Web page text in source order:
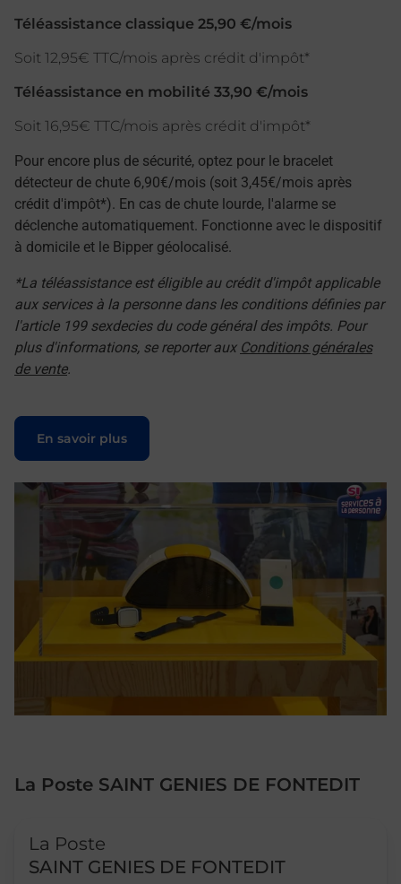
Téléassistance classique 25,90 €/mois
Soit 12,95€ TTC/mois après crédit d'impôt*
Téléassistance en mobilité 33,90 €/mois
Soit 16,95€ TTC/mois après crédit d'impôt*
Pour encore plus de sécurité, optez pour le bracelet
détecteur de chute 6,90€/mois (soit 3,45€/mois après
crédit d'impôt*). En cas de chute lourde, l'alarme se
déclenche automatiquement. Fonctionne avec le dispositif
à domicile et le Bipper géolocalisé.
*La téléassistance est éligible au crédit d'impôt applicable
aux services à la personne dans les conditions définies par
l'article 199 sexdecies du code général des impôts. Pour
plus d'informations, se reporter aux Conditions générales
de vente.
En savoir plus
Le lien s'ouvre dans un nouvel onglet
La Poste SAINT GENIES DE FONTEDIT
La Poste
SAINT GENIES DE FONTEDIT